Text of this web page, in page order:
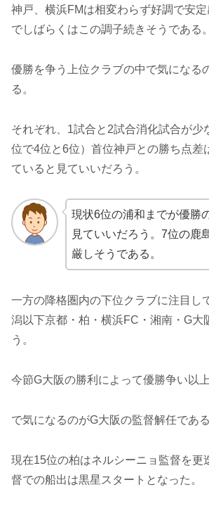
神戸、横浜FMは相変わらず好調で安
でしばらくはこの調子続きそうである。
優勝を争う上位クラブの中で気になる
る。
それぞれ、1試合と2試合消化試合が少
位で4位と6位）首位神戸との勝ち点差
ていると見ていいだろう。
現状6位の浦和までが優勝
見ていいだろう。7位の鹿
厳しそうである。
一方の降格圏内の下位クラブに注目し
潟以下京都・柏・横浜FC・湘南・G大
う。
今節G大阪の勝利によって優勝争い以
で気になるのがG大阪の監督解任である
現在15位の柏はネルシーニョ監督を更
督での船出は黒星スタートとなった。